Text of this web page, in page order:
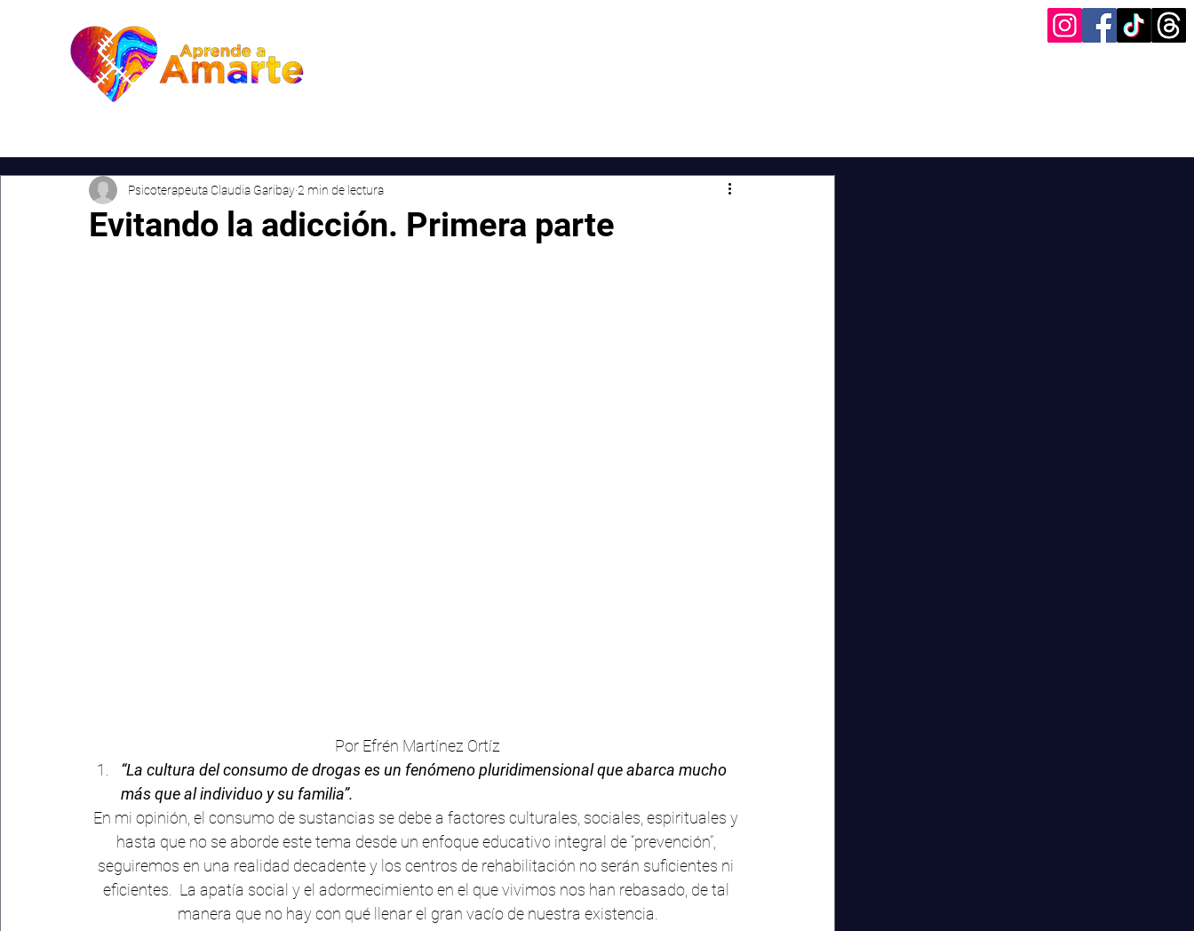
Evitando la adicción. Primera parte
Psicoterapeuta Claudia Garibay2 min de lectura
Por Efrén Martínez Ortíz
“La cultura del consumo de drogas es un fenómeno pluridimensional que abarca mucho
más que al individuo y su familia”.
En mi opinión, el consumo de sustancias se debe a factores culturales, sociales, espirituales y
hasta que no se aborde este tema desde un enfoque educativo integral de “prevención”,
seguiremos en una realidad decadente y los centros de rehabilitación no serán suficientes ni
eficientes.  La apatía social y el adormecimiento en el que vivimos nos han rebasado, de tal
manera que no hay con qué llenar el gran vacío de nuestra existencia.